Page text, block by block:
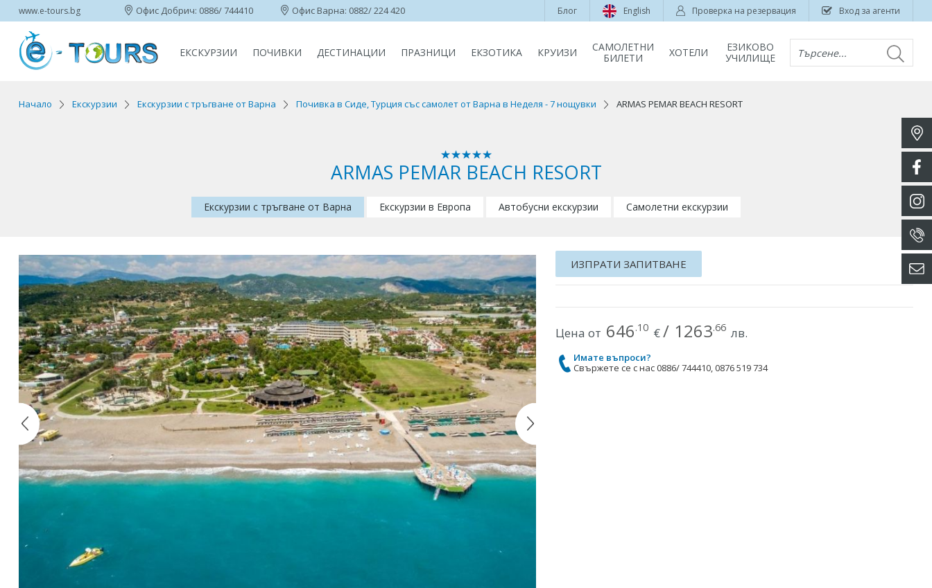
www.e-tours.bg Офис Добрич: 0886/ 744410 Офис Варна: 0882/ 224 420 Блог English Проверка на резервация Вход за агенти
ЕКСКУРЗИИ ПОЧИВКИ ДЕСТИНАЦИИ ПРАЗНИЦИ ЕКЗОТИКА КРУИЗИ
САМОЛЕТНИ
БИЛЕТИ
ХОТЕЛИ
ЕЗИКОВО
УЧИЛИЩЕ
Търсене...
Начало Екскурзии Екскурзии с тръгване от Варна Почивка в Сиде, Турция със самолет от Варна в Неделя - 7 нощувки ARMAS PEMAR BEACH RESORT
ARMAS PEMAR BEACH RESORT
Екскурзии с тръгване от Варна Екскурзии в Европа Автобусни екскурзии Самолетни екскурзии
ИЗПРАТИ ЗАПИТВАНЕ
Цена от 646.10 €/ 1263.66 лв.
Имате въпроси?
Свържете се с нас 0886/ 744410, 0876 519 734